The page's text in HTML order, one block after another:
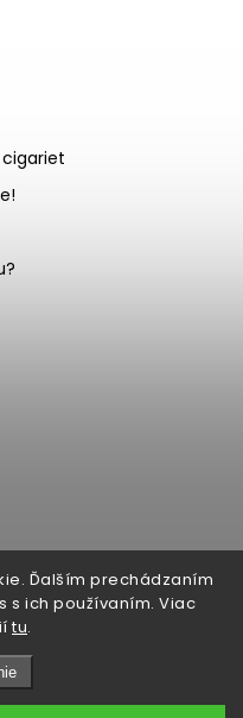
Ďalším prechádzaním
s ich používaním. Viac
tu.